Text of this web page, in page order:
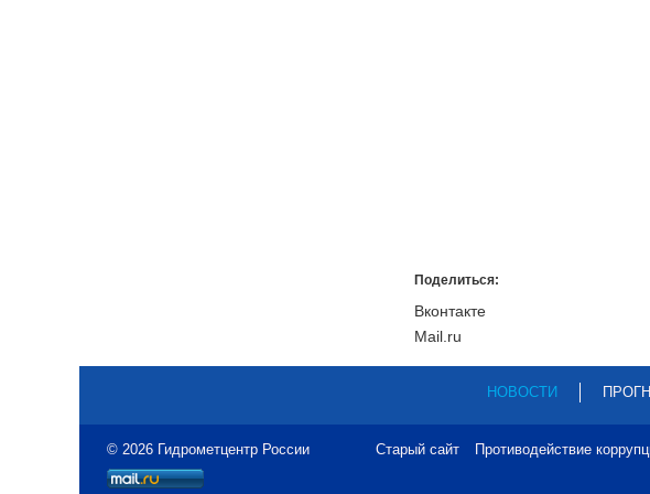
Поделиться:
Вконтакте
Mail.ru
НОВОСТИ
© 2026 Гидрометцентр России Старый сайт Противодействие